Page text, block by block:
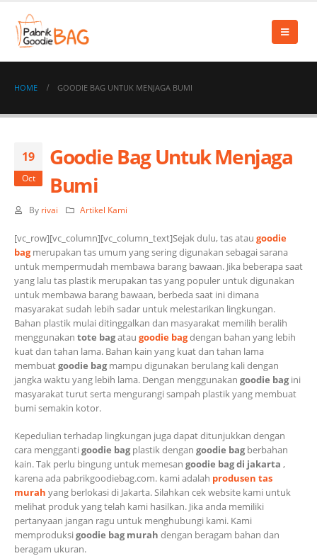
HOME GOODIE BAG UNTUK MENJAGA BUMI
19
Oct
Goodie Bag Untuk Menjaga
Bumi
By rivai Artikel Kami
[vc_row][vc_column][vc_column_text]Sejak dulu, tas atau goodie
bag merupakan tas umum yang sering digunakan sebagai sarana
untuk mempermudah membawa barang bawaan. Jika beberapa saat
yang lalu tas plastik merupakan tas yang populer untuk digunakan
untuk membawa barang bawaan, berbeda saat ini dimana
masyarakat sudah lebih sadar untuk melestarikan lingkungan.
Bahan plastik mulai ditinggalkan dan masyarakat memilih beralih
menggunakan tote bagatau goodie bagdengan bahan yang lebih
kuat dan tahan lama. Bahan kain yang kuat dan tahan lama
membuatgoodie bagmampu digunakan berulang kali dengan
jangka waktu yang lebih lama. Dengan menggunakan goodie bagini
masyarakat turut serta mengurangi sampah plastik yang membuat
bumi semakin kotor.
Kepedulian terhadap lingkungan juga dapat ditunjukkan dengan
cara menggantigoodie bagplastik dengan goodie bagberbahan
kain. Tak perlu bingung untuk memesan goodie bag di jakarta ,
karena ada pabrikgoodiebag.com. kami adalah produsen tas
murah yang berlokasi di Jakarta. Silahkan cek website kami untuk
melihat produk yang telah kami hasilkan. Jika anda memiliki
pertanyaan jangan ragu untuk menghubungi kami. Kami
memproduksigoodie bag murah dengan beragam bahan dan
beragam ukuran.